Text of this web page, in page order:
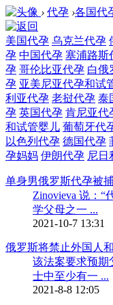
› 代孕 ›各国代
美国代孕 乌克兰代孕
孕 中国代孕 塞浦路斯
孕 哥伦比亚代孕 白俄
孕 亚美尼亚代孕和试
利亚代孕 老挝代孕 泰
孕 英国代孕 肯尼亚代
和试管婴儿 葡萄牙代
以色列代孕 德国代孕
孕妈妈 伊朗代孕 尼日
单身男俄罗斯代孕被
Zinovieva 说：“
学父母之一 ...
2021-10-7 13:31
俄罗斯将禁止外国人
该法案要求预期
士中至少有一 ...
2021-8-8 12:05